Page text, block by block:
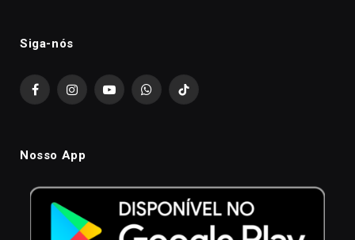
Siga-nós
FacebookInstagramYouTubeWhatsAppTikTok
Nosso App